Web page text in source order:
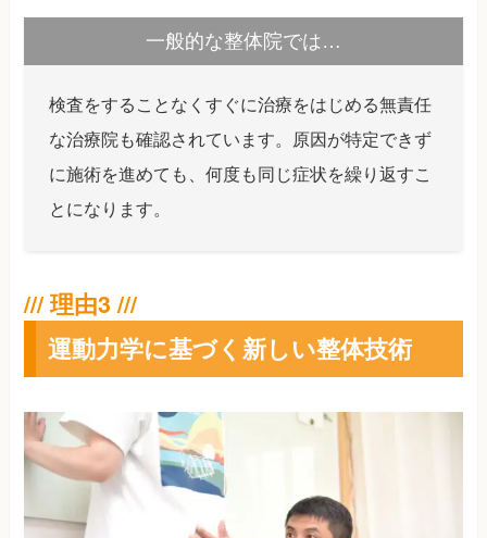
一般的な整体院では…
検査をすることなくすぐに治療をはじめる無責任
な治療院も確認されています。原因が特定できず
に施術を進めても、何度も同じ症状を繰り返すこ
とになります。
運動力学に基づく新しい整体技術